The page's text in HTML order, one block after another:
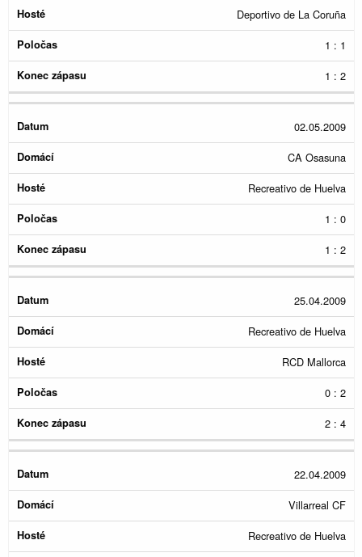
Deportivo de La Coruña
1 : 1
1 : 2
02.05.2009
CA Osasuna
Recreativo de Huelva
1 : 0
1 : 2
25.04.2009
Recreativo de Huelva
RCD Mallorca
0 : 2
2 : 4
22.04.2009
Villarreal CF
Recreativo de Huelva